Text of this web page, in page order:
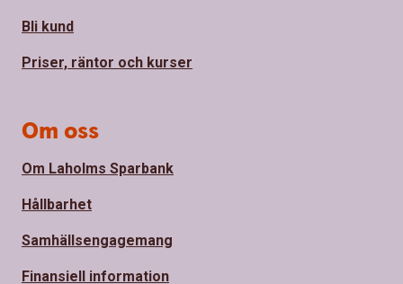
Bli kund
Priser, räntor och kurser
Om oss
Om Laholms Sparbank
Hållbarhet
Samhällsengagemang
Finansiell information